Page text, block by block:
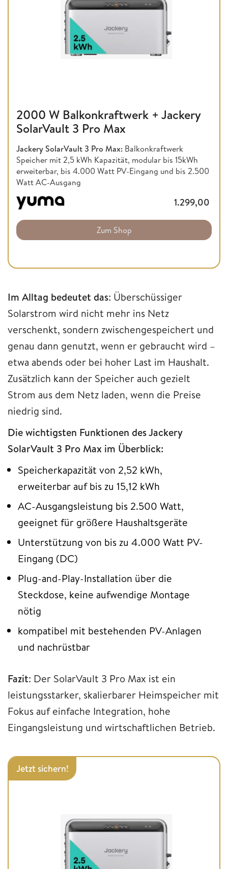
2000 W Balkonkraftwerk + Jackery
SolarVault 3 Pro Max
Jackery SolarVault 3 Pro Max: Balkonkraftwerk
Speicher mit 2,5 kWh Kapazität, modular bis 15kWh
erweiterbar, bis 4.000 Watt PV-Eingang und bis 2.500
Watt AC-Ausgang
1.299,00
Zum Shop
Im Alltag bedeutet das: Überschüssiger
Solarstrom wird nicht mehr ins Netz
verschenkt, sondern zwischengespeichert und
genau dann genutzt, wenn er gebraucht wird –
etwa abends oder bei hoher Last im Haushalt.
Zusätzlich kann der Speicher auch gezielt
Strom aus dem Netz laden, wenn die Preise
niedrig sind.
Die wichtigsten Funktionen des Jackery
SolarVault 3 Pro Max im Überblick:
Speicherkapazität von 2,52 kWh,
erweiterbar auf bis zu 15,12 kWh
AC-Ausgangsleistung bis 2.500 Watt,
geeignet für größere Haushaltsgeräte
Unterstützung von bis zu 4.000 Watt PV-
Eingang (DC)
Plug-and-Play-Installation über die
Steckdose, keine aufwendige Montage
nötig
kompatibel mit bestehenden PV-Anlagen
und nachrüstbar
Fazit: Der SolarVault 3 Pro Max ist ein
leistungsstarker, skalierbarer Heimspeicher mit
Fokus auf einfache Integration, hohe
Eingangsleistung und wirtschaftlichen Betrieb.
Jetzt sichern!